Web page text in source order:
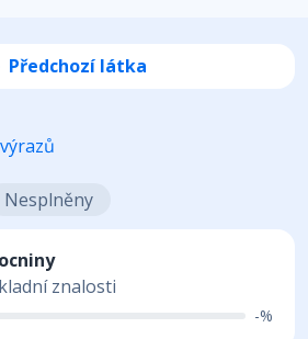
Předchozí látka
Nesplněny
znalosti
-%